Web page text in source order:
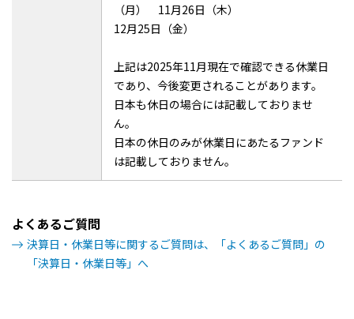
（月） 11月26日（木）
12月25日（金）
上記は2025年11月現在で確認できる休業日
であり、今後変更されることがあります。
日本も休日の場合には記載しておりませ
ん。
日本の休日のみが休業日にあたるファンド
は記載しておりません。
よくあるご質問
決算日・休業日等に関するご質問は、「よくあるご質問」の
「決算日・休業日等」へ